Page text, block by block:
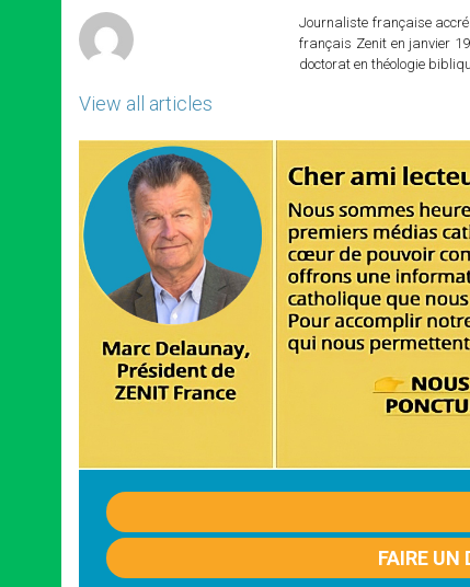
View all articles
Journaliste française
français Zenit en janvier
doctorat en théologie
FAIRE UN